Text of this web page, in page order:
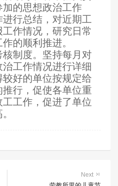
加的思想政治工作
行总结，对近期工
作情况，研究日常
的顺利推进。
制度。坚持每月对
工作情况进行详细
好的单位按规定给
行，促使各单位重
工作，促进了单位
Next